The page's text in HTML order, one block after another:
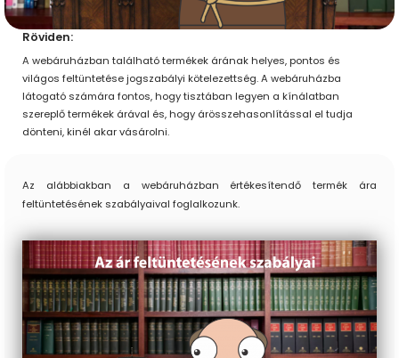
Röviden:
A webáruházban található termékek árának helyes, pontos és
világos feltüntetése jogszabályi kötelezettség. A webáruházba
látogató számára fontos, hogy tisztában legyen a kínálatban
szereplő termékek árával és, hogy árösszehasonlítással el tudja
dönteni, kinél akar vásárolni.
Az alábbiakban a webáruházban értékesítendő termék ára
feltüntetésének szabályaival foglalkozunk.